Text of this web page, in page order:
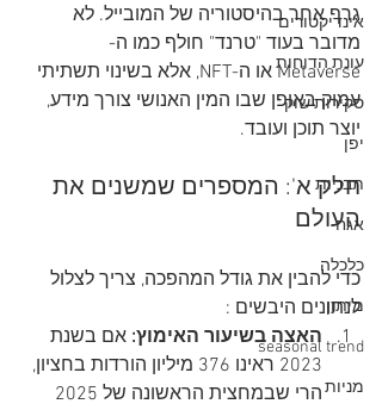
אינדיקטורים
עונת הדוחות
סקירות שוק
יפן
תבניות
אגח
כלכלה
מיתון
seasonal trend
מניות
גרף אחר בהיסטוריה של המובייל. לא
מדובר בעוד "טרנד" חולף כמו ה-
Metaverse או ה-NFT, אלא בשינוי תשתיתי
עמוק באופן שבו המין האנושי צורך מידע,
יוצר תוכן ועובד.
חלק א': המספרים שמשנים את
העולם
כדי להבין את גודל המהפכה, צריך לצלול
לנתונים היבשים :
האצה בשיעור האימוץ: אם בשנת
2023 ראינו 376 מיליון הורדות בחציון,